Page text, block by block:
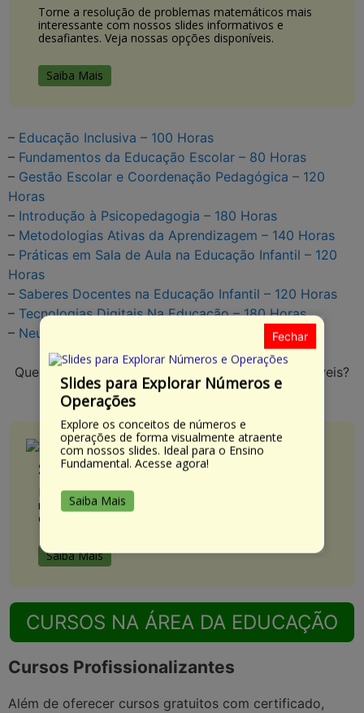
Torne a resolução de problemas matemáticos mais
interessante com nossos slides informativos e
desafiantes. Veja nossas opções disponíveis.
Saiba Mais
– Educação Inclusiva – 100 Horas
– Fundamentos da Educação Escolar – 80 Horas
– Gestão Escolar e Coordenação Pedagógica – 120
Horas
– Introdução à Psicopedagogia – 180 Horas
– Metodologias Ativas da Aprendizagem – 140 Horas
– Práticas em Sala de Aula na Educação Infantil – 120
Horas
– Saberes Docentes na Educação Infantil – 120 Horas
– Tecnologias Digitais Na Educação – 180 Horas
– Neuropedagogia: Noções Básicas – 140 Horas
Quer dar uma olhada em todos os cursos disponíveis?
Clique no texto abaixo:
Slides Didáticos para Ensinar Frações
Facilite o ensino de frações no 4º e 5º ano com
nossos slides didáticos interativos. Engaje seus alunos
de maneira eficaz. Saiba mais!
Saiba Mais
CURSOS NA ÁREA DA EDUCAÇÃO
Cursos Profissionalizantes
Além de oferecer cursos gratuitos com certificado,
Slides para Explorar Números e
Operações
Explore os conceitos de números e
operações de forma visualmente atraente
com nossos slides. Ideal para o Ensino
Fundamental. Acesse agora!
Saiba Mais
Fechar